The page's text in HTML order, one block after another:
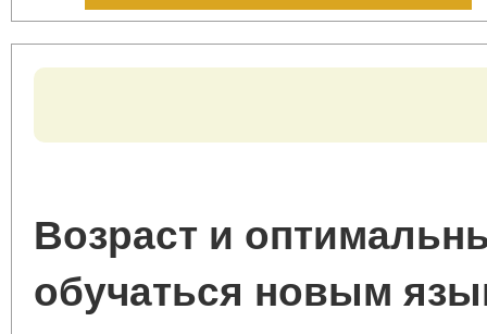
Возраст и
обучаться новым